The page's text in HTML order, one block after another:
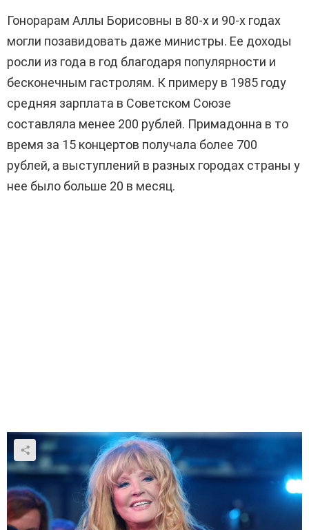
Гонорарам Аллы Борисовны в 80-х и 90-х годах
могли позавидовать даже министры. Ее доходы
росли из года в год благодаря популярности и
бесконечным гастролям. К примеру в 1985 году
средняя зарплата в Советском Союзе
составляла менее 200 рублей. Примадонна в то
время за 15 концертов получала более 700
рублей, а выступлений в разных городах страны у
нее было больше 20 в месяц.